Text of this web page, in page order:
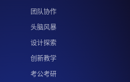
团队协作
头脑风暴
设计探索
创新教学
考公考研